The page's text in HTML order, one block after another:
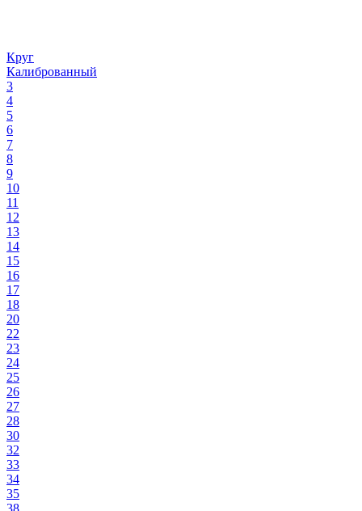
Круг
Калиброванный
3
4
5
6
7
8
9
10
11
12
13
14
15
16
17
18
20
22
23
24
25
26
27
28
30
32
33
34
35
38